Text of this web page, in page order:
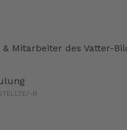
Mitarbeiter des Vatter-
R